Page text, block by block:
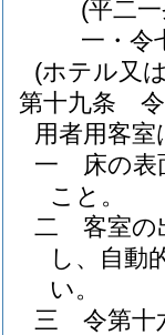
(平二
一・令
(ホテル又
第十九条
用者用客
一
床の
こと。
二
客室の
し、自動
い。
三
令第十